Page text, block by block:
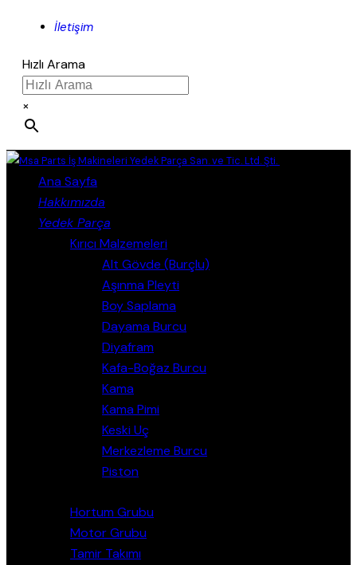
İletişim
Hızlı Arama
×
Ana Sayfa
Hakkımızda
Yedek Parça
Kırıcı Malzemeleri
Alt Gövde (Burçlu)
Aşınma Pleyti
Boy Saplama
Dayama Burcu
Diyafram
Kafa-Boğaz Burcu
Kama
Kama Pimi
Keski Uç
Merkezleme Burcu
Piston
Hortum Grubu
Motor Grubu
Tamir Takımı